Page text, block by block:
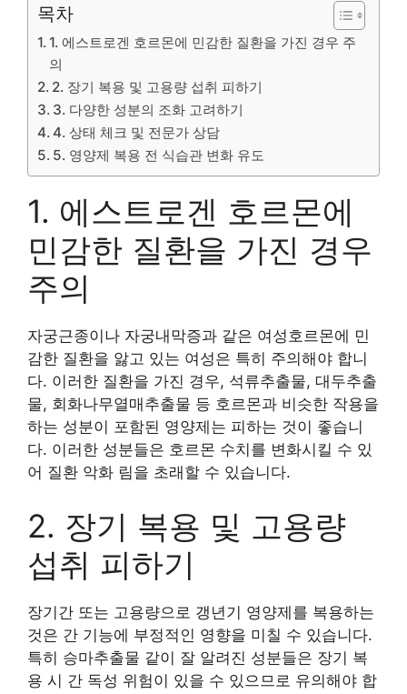
목차
1. 에스트로겐 호르몬에 민감한 질환을 가진 경우 주
의
2. 장기 복용 및 고용량 섭취 피하기
3. 다양한 성분의 조화 고려하기
4. 상태 체크 및 전문가 상담
5. 영양제 복용 전 식습관 변화 유도
1. 에스트로겐 호르몬에
민감한 질환을 가진 경우
주의
자궁근종이나 자궁내막증과 같은 여성호르몬에 민
감한 질환을 앓고 있는 여성은 특히 주의해야 합니
다. 이러한 질환을 가진 경우, 석류추출물, 대두추출
물, 회화나무열매추출물 등 호르몬과 비슷한 작용을
하는 성분이 포함된 영양제는 피하는 것이 좋습니
다. 이러한 성분들은 호르몬 수치를 변화시킬 수 있
어 질환 악화 림을 초래할 수 있습니다.
2. 장기 복용 및 고용량
섭취 피하기
장기간 또는 고용량으로 갱년기 영양제를 복용하는
것은 간 기능에 부정적인 영향을 미칠 수 있습니다.
특히 승마추출물 같이 잘 알려진 성분들은 장기 복
용 시 간 독성 위험이 있을 수 있으므로 유의해야 합